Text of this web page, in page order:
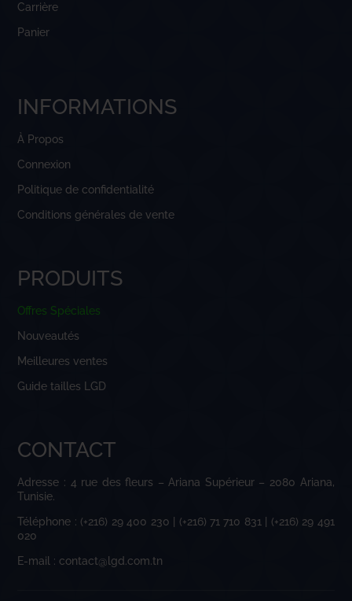
Carrière
Panier
INFORMATIONS
À Propos
Connexion
Politique de confidentialité
Conditions générales de vente
PRODUITS
Offres Spéciales
Nouveautés
Meilleures ventes
Guide tailles LGD
CONTACT
Adresse : 4 rue des fleurs – Ariana Supérieur – 2080 Ariana,
Tunisie.
Téléphone : (+216) 29 400 230 | (+216) 71 710 831 | (+216) 29 491
020
E-mail : contact@lgd.com.tn